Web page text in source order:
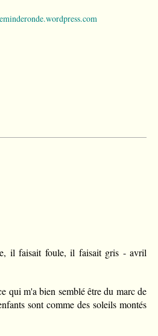
il faisait foule, il faisait gris - avril
qui m'a bien semblé être du marc de
sont comme des soleils montés